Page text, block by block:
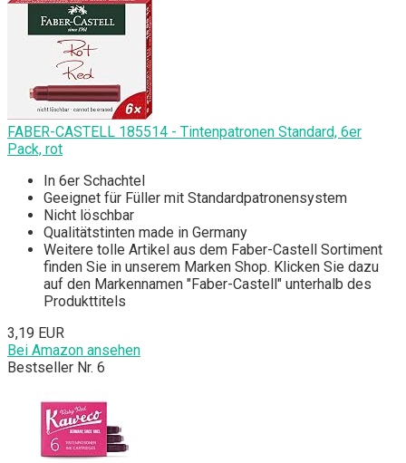
FABER-CASTELL 185514 - Tintenpatronen Standard, 6er
Pack, rot
In 6er Schachtel
Geeignet für Füller mit Standardpatronensystem
Nicht löschbar
Qualitätstinten made in Germany
Weitere tolle Artikel aus dem Faber-Castell Sortiment
finden Sie in unserem Marken Shop. Klicken Sie dazu
auf den Markennamen "Faber-Castell" unterhalb des
Produkttitels
3,19 EUR
Bei Amazon ansehen
Bestseller Nr. 6